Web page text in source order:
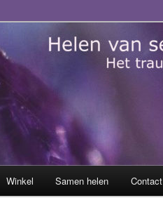
misbruik
Winkel Samen helen Contact